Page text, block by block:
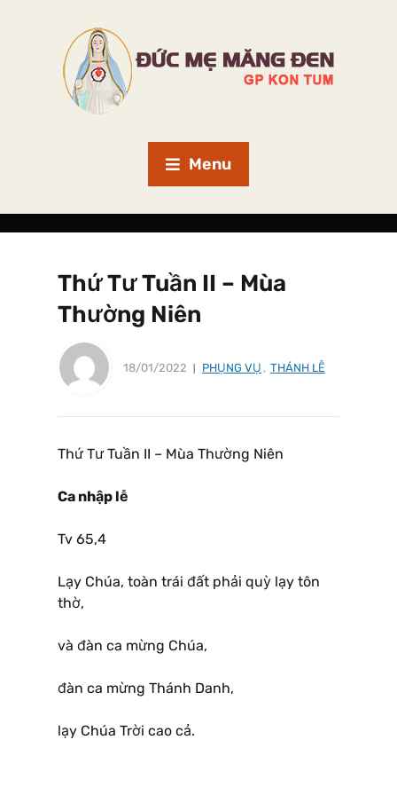
Menu
Thứ Tư Tuần II – Mùa
Thường Niên
18/01/2022 PHỤNG VỤ , THÁNH LỄ
Thứ Tư Tuần II – Mùa Thường Niên
Ca nhập lễ
Tv 65,4
Lạy Chúa, toàn trái đất phải quỳ lạy tôn
thờ,
và đàn ca mừng Chúa,
đàn ca mừng Thánh Danh,
lạy Chúa Trời cao cả.